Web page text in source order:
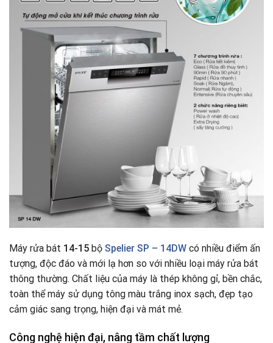
Máy rửa bát 14-15 bộ Spelier SP – 14DW có nhiều điểm ấn
tượng, độc đáo và mới lạ hơn so với nhiều loại máy rửa bát
thông thường. Chất liệu của máy là thép không gỉ, bền chắc,
toàn thể máy sử dụng tông màu trắng inox sạch, đẹp tạo
cảm giác sang trọng, hiện đại và mát mẻ.
Công nghệ hiện đại, nâng tầm chất lượng